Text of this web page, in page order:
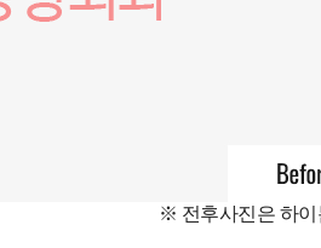
※ 전후사진은 하이